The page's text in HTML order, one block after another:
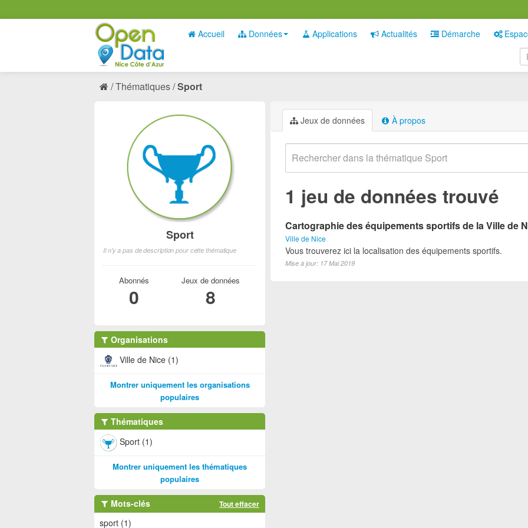
Accueil Données Applications Actualités Démarche
Thématiques Sport
Jeux de données À propos
1 jeu de données trouvé
Cartographie des équipements sportifs de la Ville de
Ville de Nice
Vous trouverez ici la localisation des équipements sportifs.
Mise à jour: 17 Mai 2019
Sport
Il n'y a pas de description pour cette thématique
Abonnés
0
Jeux de données
8
Organisations
Ville de Nice (1)
Montrer uniquement les organisations
populaires
Thématiques
Sport (1)
Montrer uniquement les thématiques
populaires
Mots-clés Tout effacer
sport (1)